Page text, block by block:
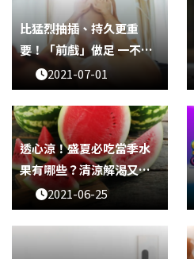
比猛烈抽插、持久更重
要！「前戲」做足 一不小
心就讓她高潮！
2021-07-01
透心涼！盛夏必吃當季水
果有哪些？清涼解渴又健
康
2021-06-25